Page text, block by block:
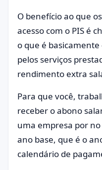
O benefício ao que
acesso com o PIS é
o que é
pelos serviços
rendimento extra
Para que você,
receber o abono
uma empresa por
ano base, que é o
calendário de